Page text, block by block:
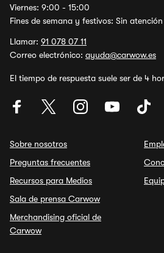
Viernes: 9:00 - 15:00
Fines de semana y festivos: Sin
Llamar: 91 078 07 11
Correo electrónico: ayuda@carwow.es
El tiempo de respuesta suele ser de 4
Sobre nosotros
Preguntas frecuentes
Recursos para Medios
Sala de prensa Carwow
Merchandising oficial de
Carwow